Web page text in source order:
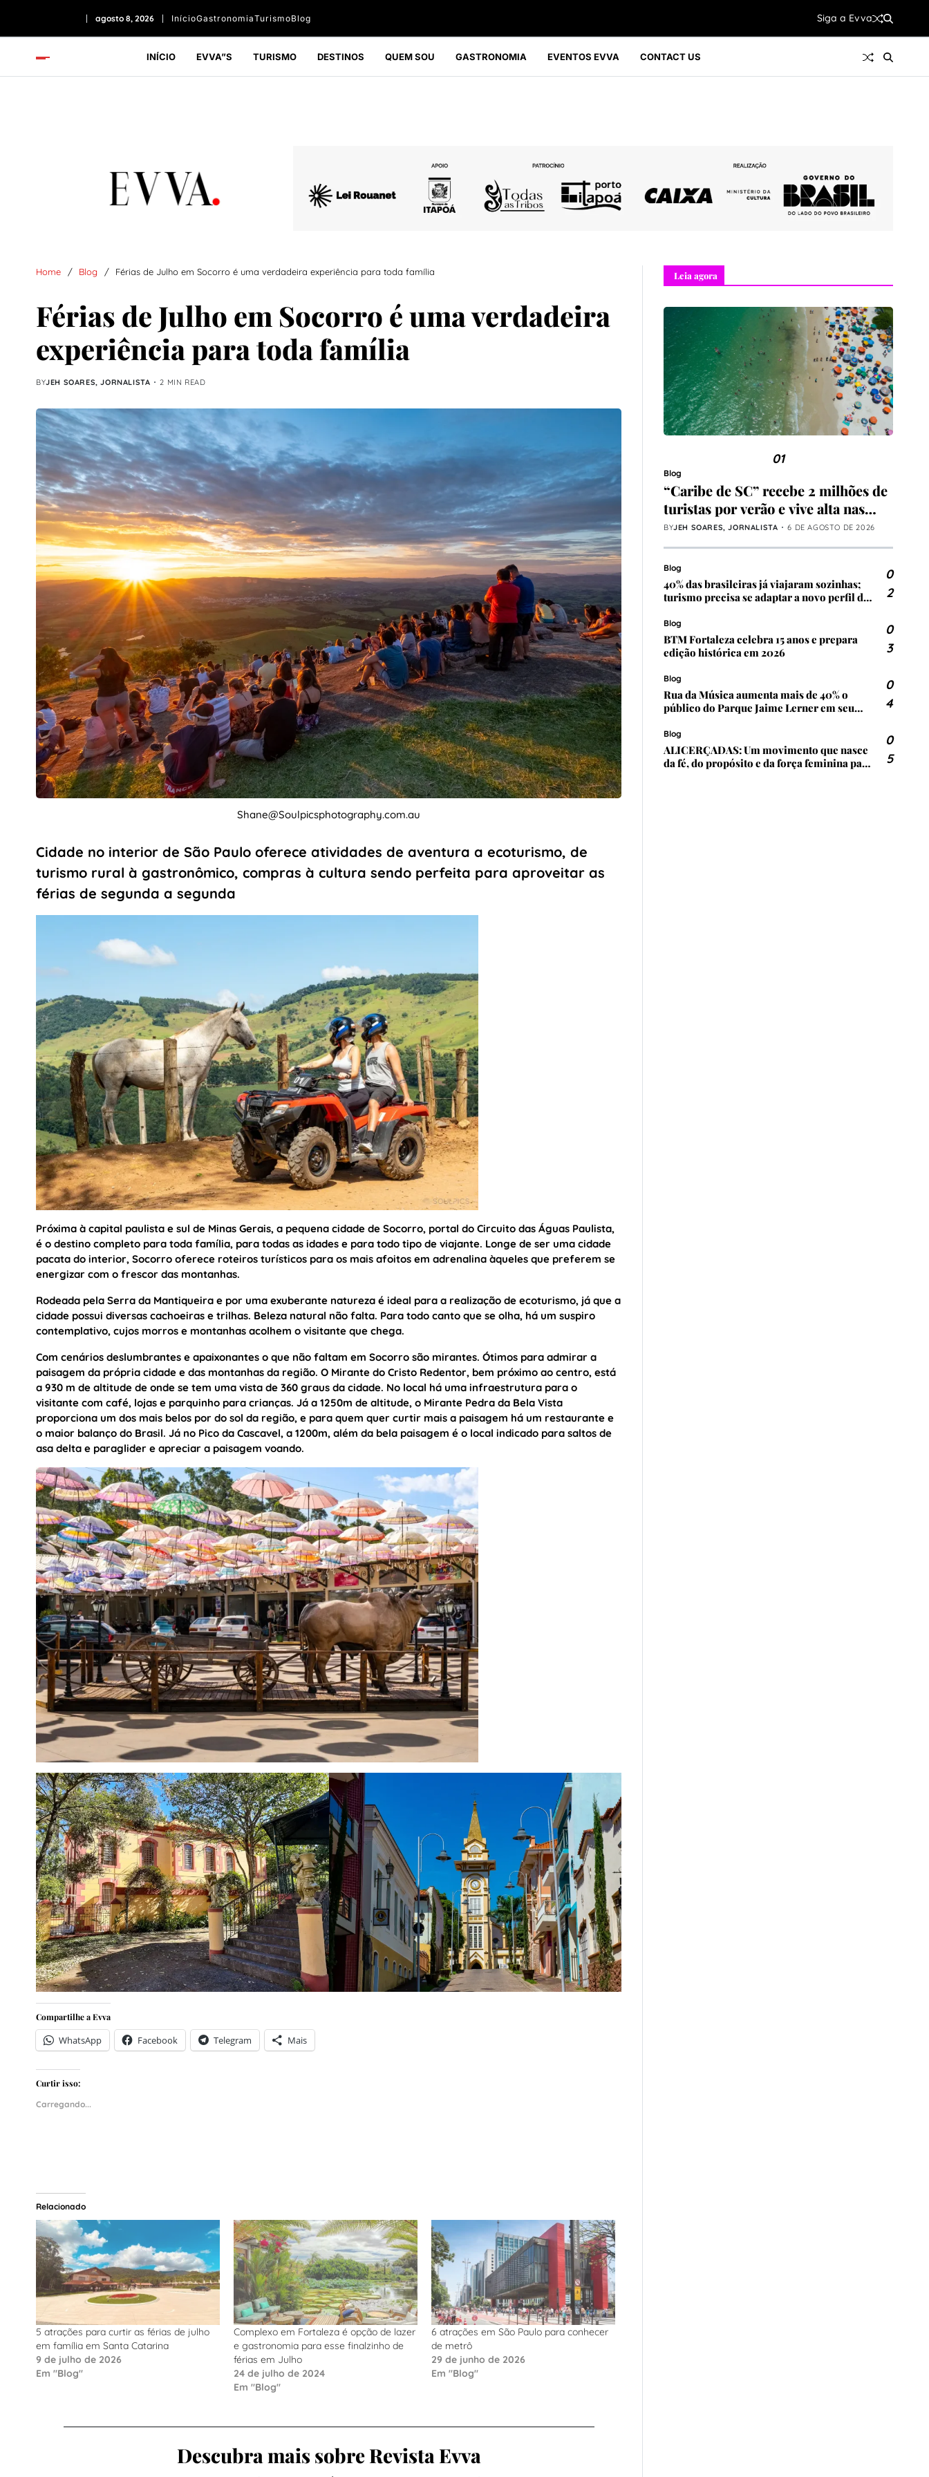
agosto 8, 2026 InícioGastronomiaTurismoBlog Siga a Evva
INÍCIO EVVA”S TURISMO DESTINOS QUEM SOU GASTRONOMIA EVENTOS EVVA CONTACT US
Home Blog Férias de Julho em Socorro é uma verdadeira experiência para toda família
Férias de Julho em Socorro é uma verdadeira
experiência para toda família
BYJEH SOARES, JORNALISTA 2 MIN READ
Shane@Soulpicsphotography.com.au
Cidade no interior de São Paulo oferece atividades de aventura a ecoturismo, de
turismo rural à gastronômico, compras à cultura sendo perfeita para aproveitar as
férias de segunda a segunda
Próxima à capital paulista e sul de Minas Gerais, a pequena cidade de Socorro, portal do Circuito das Águas Paulista,
é o destino completo para toda família, para todas as idades e para todo tipo de viajante. Longe de ser uma cidade
pacata do interior, Socorro oferece roteiros turísticos para os mais afoitos em adrenalina àqueles que preferem se
energizar com o frescor das montanhas.
Rodeada pela Serra da Mantiqueira e por uma exuberante natureza é ideal para a realização de ecoturismo, já que a
cidade possui diversas cachoeiras e trilhas. Beleza natural não falta. Para todo canto que se olha, há um suspiro
contemplativo, cujos morros e montanhas acolhem o visitante que chega.
Com cenários deslumbrantes e apaixonantes o que não faltam em Socorro são mirantes. Ótimos para admirar a
paisagem da própria cidade e das montanhas da região. O Mirante do Cristo Redentor, bem próximo ao centro, está
a 930 m de altitude de onde se tem uma vista de 360 graus da cidade. No local há uma infraestrutura para o
visitante com café, lojas e parquinho para crianças. Já a 1250m de altitude, o Mirante Pedra da Bela Vista
proporciona um dos mais belos por do sol da região, e para quem quer curtir mais a paisagem há um restaurante e
o maior balanço do Brasil. Já no Pico da Cascavel, a 1200m, além da bela paisagem é o local indicado para saltos de
asa delta e paraglider e apreciar a paisagem voando.
Compartilhe a Evva
WhatsApp Facebook Telegram Mais
Curtir isso:
Carregando...
Relacionado
5 atrações para curtir as férias de julho
em família em Santa Catarina
9 de julho de 2026
Em "Blog"
Complexo em Fortaleza é opção de lazer
e gastronomia para esse finalzinho de
férias em Julho
24 de julho de 2024
Em "Blog"
6 atrações em São Paulo para conhecer
de metrô
29 de junho de 2026
Em "Blog"
Descubra mais sobre Revista Evva
Leia agora
01
Blog
“Caribe de SC” recebe 2 milhões de
turistas por verão e vive alta nas
locações de temporada
BYJEH SOARES, JORNALISTA 6 DE AGOSTO DE 2026
0
2
Blog
40% das brasileiras já viajaram sozinhas;
turismo precisa se adaptar a novo perfil de
0
3
Blog
BTM Fortaleza celebra 15 anos e prepara
edição histórica em 2026
0
4
Blog
Rua da Música aumenta mais de 40% o
público do Parque Jaime Lerner em seu
0
5
Blog
ALICERÇADAS: Um movimento que nasce
da fé, do propósito e da força feminina para